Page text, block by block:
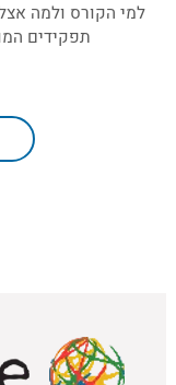
למי הקורס ולמה
תפקידים